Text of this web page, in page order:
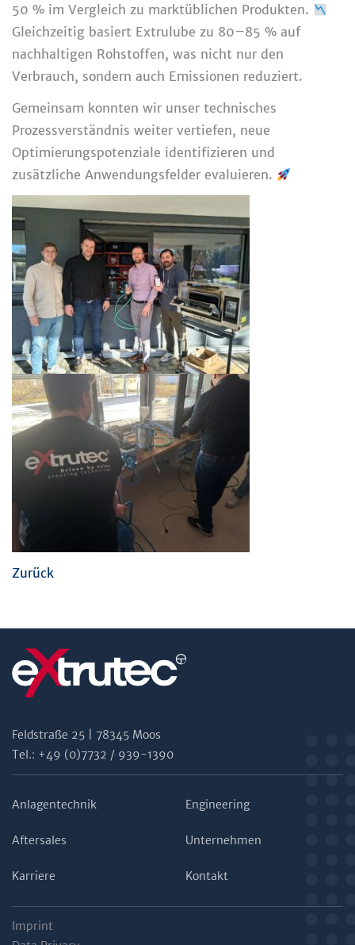
50 % im Vergleich zu marktüblichen Produkten.
Gleichzeitig basiert Extrulube zu 80–85 % auf
nachhaltigen Rohstoffen, was nicht nur den
Verbrauch, sondern auch Emissionen reduziert.
Gemeinsam konnten wir unser technisches
Prozessverständnis weiter vertiefen, neue
Optimierungspotenziale identifizieren und
zusätzliche Anwendungsfelder evaluieren.
Zurück
Feldstraße 25 | 78345 Moos
Tel.: +49 (0)7732 / 939-1390
Anlagentechnik Engineering
Aftersales Unternehmen
Karriere Kontakt
Imprint